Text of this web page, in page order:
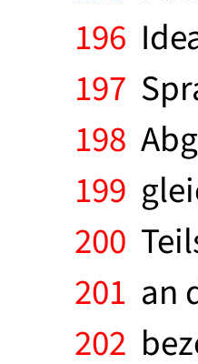
196
197
198
199
200
201 an
202